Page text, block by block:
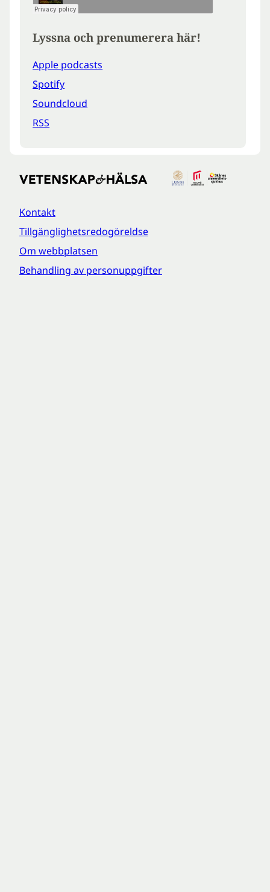
Lyssna och prenumerera här!
Apple podcasts
Spotify
Soundcloud
RSS
Kontakt
Tillgänglighetsredogöreldse
Om webbplatsen
Behandling av personuppgifter